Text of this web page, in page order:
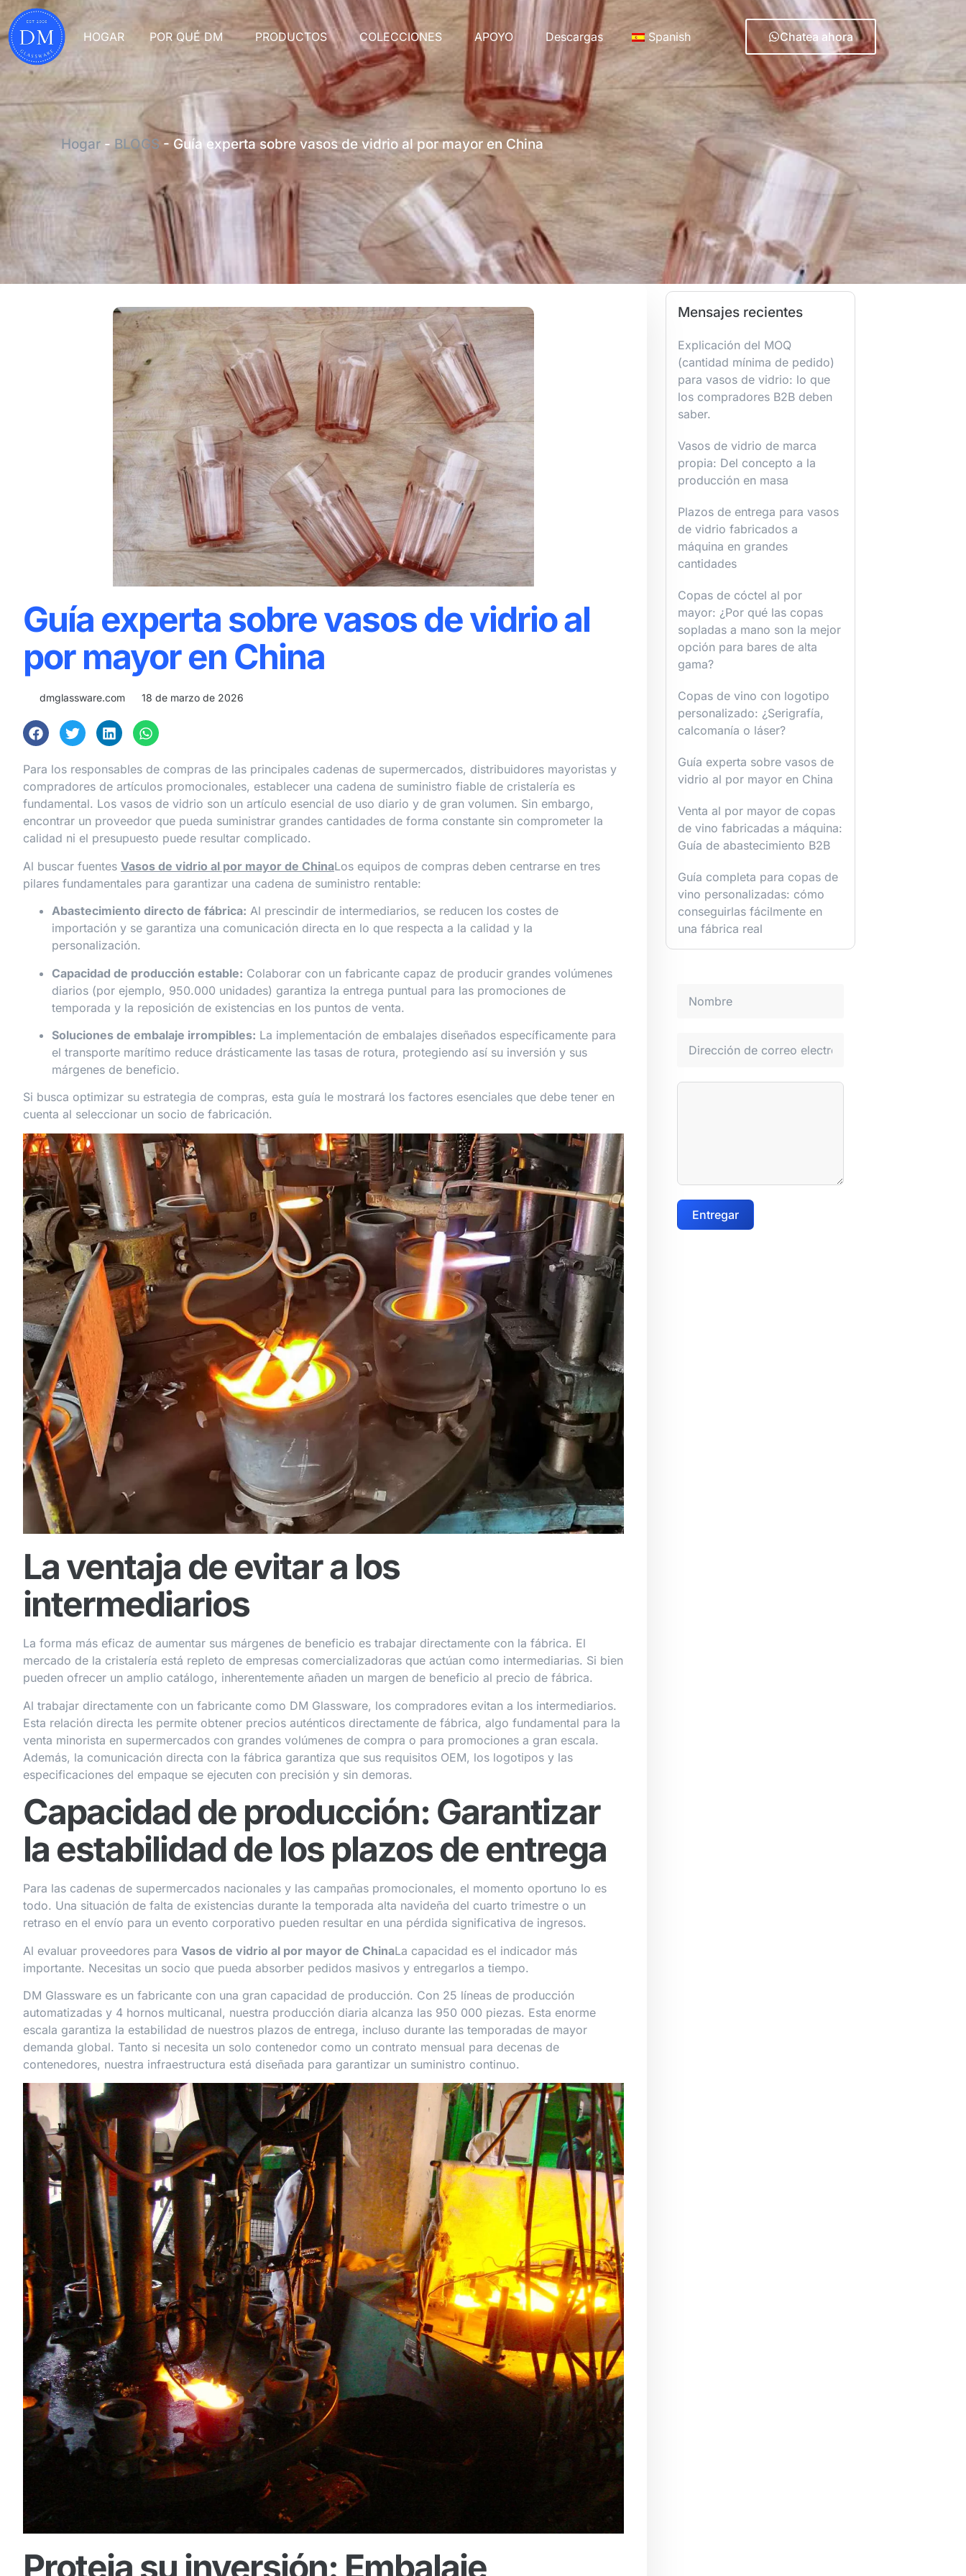
HOGAR POR QUÉ DM PRODUCTOS COLECCIONES APOYO Descargas Spanish Chatea ahora
Hogar- BLOGS - Guía experta sobre vasos de vidrio al por mayor en China
Guía experta sobre vasos de vidrio al
por mayor en China
dmglassware.com 18 de marzo de 2026
Para los responsables de compras de las principales cadenas de supermercados, distribuidores mayoristas y
compradores de artículos promocionales, establecer una cadena de suministro fiable de cristalería es
fundamental. Los vasos de vidrio son un artículo esencial de uso diario y de gran volumen. Sin embargo,
encontrar un proveedor que pueda suministrar grandes cantidades de forma constante sin comprometer la
calidad ni el presupuesto puede resultar complicado.
Al buscar fuentes Vasos de vidrio al por mayor de ChinaLos equipos de compras deben centrarse en tres
pilares fundamentales para garantizar una cadena de suministro rentable:
Abastecimiento directo de fábrica: Al prescindir de intermediarios, se reducen los costes de
importación y se garantiza una comunicación directa en lo que respecta a la calidad y la
personalización.
Capacidad de producción estable: Colaborar con un fabricante capaz de producir grandes volúmenes
diarios (por ejemplo, 950.000 unidades) garantiza la entrega puntual para las promociones de
temporada y la reposición de existencias en los puntos de venta.
Soluciones de embalaje irrompibles: La implementación de embalajes diseñados específicamente para
el transporte marítimo reduce drásticamente las tasas de rotura, protegiendo así su inversión y sus
márgenes de beneficio.
Si busca optimizar su estrategia de compras, esta guía le mostrará los factores esenciales que debe tener en
cuenta al seleccionar un socio de fabricación.
La ventaja de evitar a los
intermediarios
La forma más eficaz de aumentar sus márgenes de beneficio es trabajar directamente con la fábrica. El
mercado de la cristalería está repleto de empresas comercializadoras que actúan como intermediarias. Si bien
pueden ofrecer un amplio catálogo, inherentemente añaden un margen de beneficio al precio de fábrica.
Al trabajar directamente con un fabricante como DM Glassware, los compradores evitan a los intermediarios.
Esta relación directa les permite obtener precios auténticos directamente de fábrica, algo fundamental para la
venta minorista en supermercados con grandes volúmenes de compra o para promociones a gran escala.
Además, la comunicación directa con la fábrica garantiza que sus requisitos OEM, los logotipos y las
especificaciones del empaque se ejecuten con precisión y sin demoras.
Capacidad de producción: Garantizar
la estabilidad de los plazos de entrega
Para las cadenas de supermercados nacionales y las campañas promocionales, el momento oportuno lo es
todo. Una situación de falta de existencias durante la temporada alta navideña del cuarto trimestre o un
retraso en el envío para un evento corporativo pueden resultar en una pérdida significativa de ingresos.
Al evaluar proveedores para Vasos de vidrio al por mayor de ChinaLa capacidad es el indicador más
importante. Necesitas un socio que pueda absorber pedidos masivos y entregarlos a tiempo.
DM Glassware es un fabricante con una gran capacidad de producción. Con 25 líneas de producción
automatizadas y 4 hornos multicanal, nuestra producción diaria alcanza las 950 000 piezas. Esta enorme
escala garantiza la estabilidad de nuestros plazos de entrega, incluso durante las temporadas de mayor
demanda global. Tanto si necesita un solo contenedor como un contrato mensual para decenas de
contenedores, nuestra infraestructura está diseñada para garantizar un suministro continuo.
Proteja su inversión: Embalaje
Mensajes recientes
Explicación del MOQ
(cantidad mínima de pedido)
para vasos de vidrio: lo que
los compradores B2B deben
saber.
Vasos de vidrio de marca
propia: Del concepto a la
producción en masa
Plazos de entrega para vasos
de vidrio fabricados a
máquina en grandes
cantidades
Copas de cóctel al por
mayor: ¿Por qué las copas
sopladas a mano son la mejor
opción para bares de alta
gama?
Copas de vino con logotipo
personalizado: ¿Serigrafía,
calcomanía o láser?
Guía experta sobre vasos de
vidrio al por mayor en China
Venta al por mayor de copas
de vino fabricadas a máquina:
Guía de abastecimiento B2B
Guía completa para copas de
vino personalizadas: cómo
conseguirlas fácilmente en
una fábrica real
Entregar